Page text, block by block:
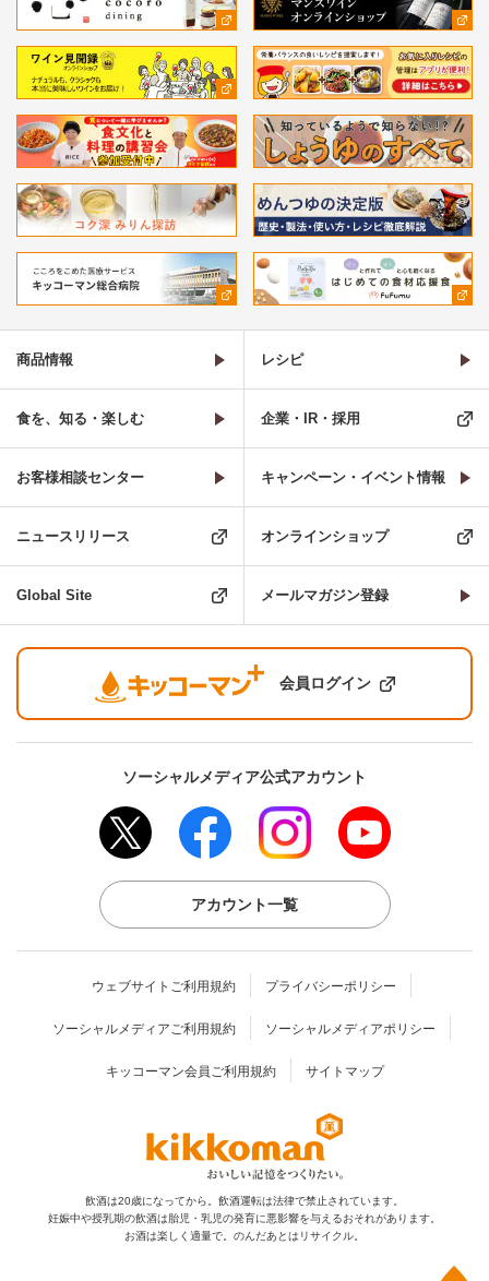
商品情報 レシピ
食を、知る・楽しむ 企業・IR・採用
お客様相談センター キャンペーン・イベント情報
ニュースリリース オンラインショップ
Global Site メールマガジン登録
会員ログイン
ソーシャルメディア公式アカウント
アカウント一覧
ウェブサイトご利用規約 プライバシーポリシー
ソーシャルメディアご利用規約 ソーシャルメディアポリシー
キッコーマン会員ご利用規約 サイトマップ
飲酒は20歳になってから。飲酒運転は法律で禁止されています。
妊娠中や授乳期の飲酒は胎児・乳児の発育に悪影響を与えるおそれがあります。
お酒は楽しく適量で。のんだあとはリサイクル。